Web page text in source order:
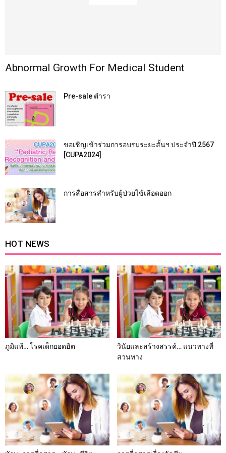
Abnormal Growth For Medical Student
Pre-sale ตำรา
ขอเชิญเข้าร่วมการอบรมระยะสั้นฯ ประจำปี 2567
[CUPA2024]
การสื่อสารสำหรับผู้ป่วยไข้เลือดออก
HOT NEWS
ภูมิแพ้… โรคเด็กยอดฮิต
วินัยและสร้างสรรค์… แนวทางที่
สวนทาง